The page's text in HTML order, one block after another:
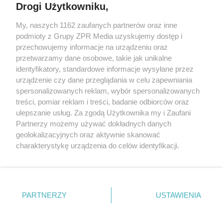
Żaden utwór zamieszczony w serwisie nie może być powielany i
rozpowszechniany lub dalej rozpowszechniany w jakikolwiek sposób
(w tym także elektroniczny lub mechaniczny) na jakimkolwiek polu
eksploatacji w jakiejkolwiek formie, włącznie z umieszczaniem w
Internecie bez pisemnej zgody właściciela praw. Jakiekolwiek użycie
lub wykorzystanie utworów w całości lub w części z naruszeniem
prawa, tzn. bez właściwej zgody, jest zabronione pod groźbą kary i
może być ścigane prawnie.
O nas
Nasze serwisy
Drogi Użytkowniku,
My, naszych 1162 zaufanych partnerów oraz inne
podmioty z Grupy ZPR Media uzyskujemy dostęp i
przechowujemy informacje na urządzeniu oraz
przetwarzamy dane osobowe, takie jak unikalne
identyfikatory, standardowe informacje wysyłane przez
urządzenie czy dane przeglądania w celu zapewniania
spersonalizowanych reklam, wybór spersonalizowanych
treści, pomiar reklam i treści, badanie odbiorców oraz
ulepszanie usług. Za zgodą Użytkownika my i Zaufani
Partnerzy możemy używać dokładnych danych
geolokalizacyjnych oraz aktywnie skanować
charakterystykę urządzenia do celów identyfikacji.
zmienić/wycofać klikając przycisk ustawień prywatności
znajdujący się w lewym dolnym rogu strony
PARTNERZY USTAWIENIA